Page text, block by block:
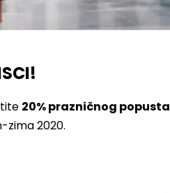
20% prazničnog popusta
zima 2020.